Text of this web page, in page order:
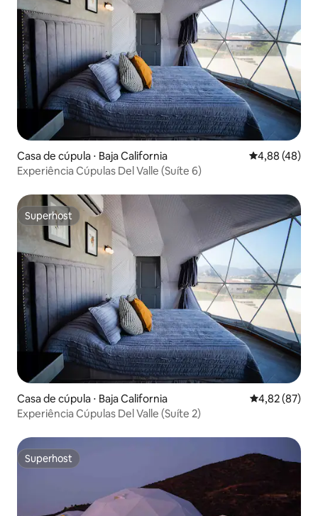
Casa de cúpula ⋅ Baja California 4,88 de uma
4,88 (48)
Experiência Cúpulas Del Valle (Suíte 6)
Superhost
Superhost
Casa de cúpula ⋅ Baja California 4,82 de uma
4,82 (87)
Experiência Cúpulas Del Valle (Suíte 2)
Superhost
Superhost